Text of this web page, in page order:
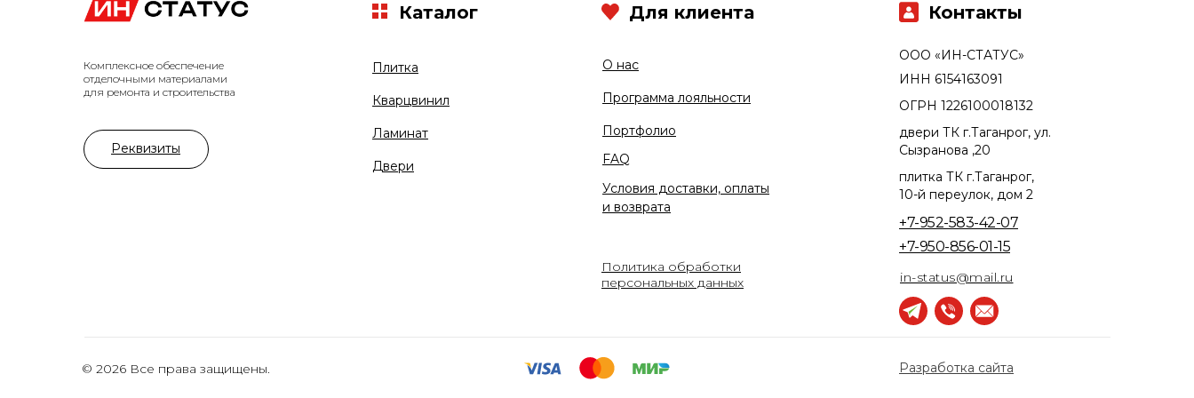
© 2026 Все права защищены.
Политика обработки
персональных данных
Комплексное обеспечение
отделочными материалами
для ремонта и строительства
Плитка
Кварцвинил
+7-950-856-01-15
+7-952-583-42-07
О нас
Ламинат
Программа лояльности
Двери
Портфолио
ООО «ИН-СТАТУС»
плитка ТК г.Таганрог,
10-й переулок, дом 2
двери ТК г.Таганрог, ул.
Сызранова ,20
ОГРН 1226100018132
ИНН 6154163091
Разработка сайта
Условия доставки, оплаты
и возврата
FAQ
Каталог
in-status@mail.ru
Контакты
Для клиента
Реквизиты